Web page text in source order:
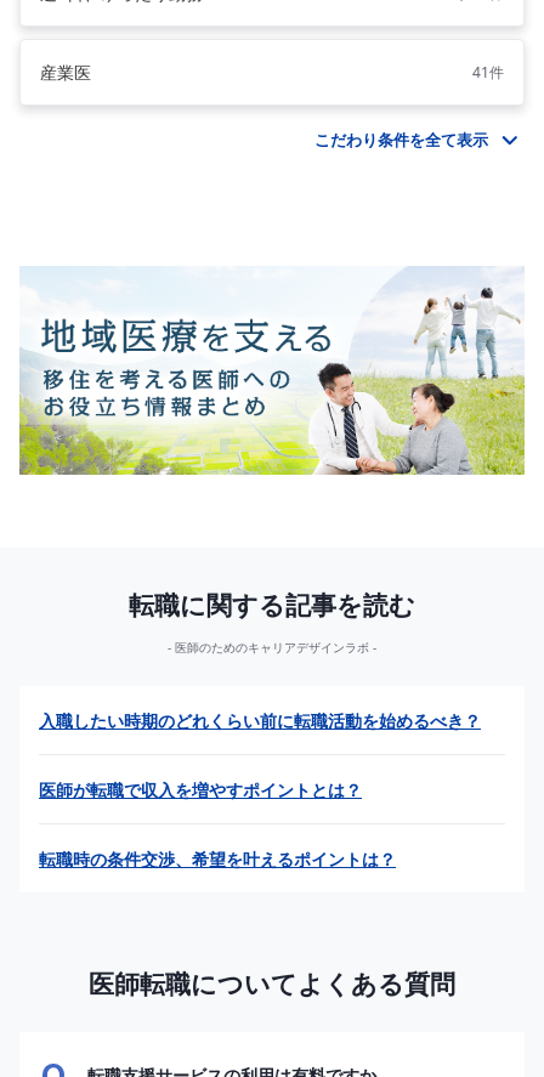
産業医 41件
こだわり条件を全て表示
転職に関する記事を読む
医師のためのキャリアデザインラボ
入職したい時期のどれくらい前に転職活動を始めるべき？
医師が転職で収入を増やすポイントとは？
転職時の条件交渉、希望を叶えるポイントは？
医師転職についてよくある質問